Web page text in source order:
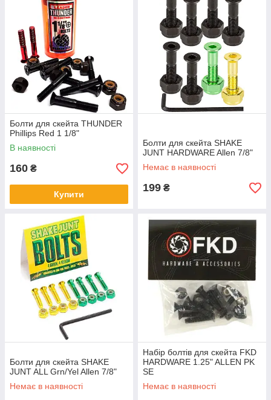
Болти для скейта THUNDER
Phillips Red 1 1/8"
В наявності
160 ₴
Купити
Болти для скейта SHAKE
JUNT HARDWARE Allen 7/8"
Немає в наявності
199 ₴
Болти для скейта SHAKE
JUNT ALL Grn/Yel Allen 7/8"
Немає в наявності
Набір болтів для скейта FKD
HARDWARE 1.25" ALLEN PK
SE
Немає в наявності